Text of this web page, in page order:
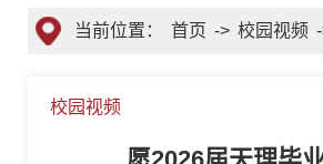
当前位置： 首页 -> 校园视频
校园视频